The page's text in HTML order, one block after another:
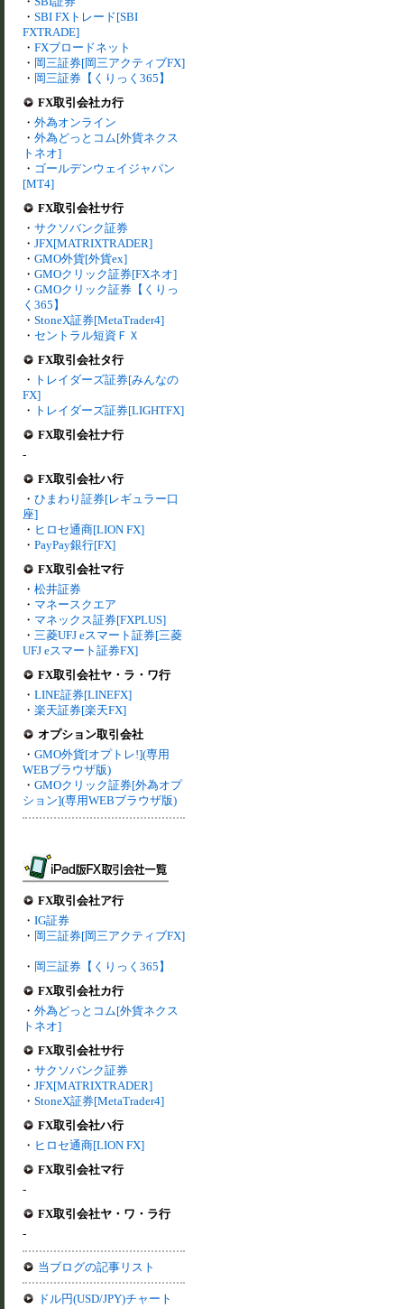
・ SBI FXトレード[SBI
FXTRADE]
・ FXブロードネット
・ 岡三証券[岡三アクティブFX]
・ 岡三証券【くりっく365】
FX取引会社カ行
・ 外為オンライン
・ 外為どっとコム[外貨ネクス
トネオ]
・ ゴールデンウェイジャパン
[MT4]
FX取引会社サ行
・ サクソバンク証券
・ JFX[MATRIXTRADER]
・ GMO外貨[外貨ex]
・ GMOクリック証券[FXネオ]
・ GMOクリック証券【くりっ
く365】
・ StoneX証券[MetaTrader4]
・ セントラル短資ＦＸ
FX取引会社タ行
・ トレイダーズ証券[みんなの
FX]
・ トレイダーズ証券[LIGHTFX]
FX取引会社ナ行
-
FX取引会社ハ行
・ ひまわり証券[レギュラー口
座]
・ ヒロセ通商[LION FX]
・ PayPay銀行[FX]
FX取引会社マ行
・ 松井証券
・ マネースクエア
・ マネックス証券[FXPLUS]
・ 三菱UFJ eスマート証券[三菱
UFJ eスマート証券FX]
FX取引会社ヤ・ラ・ワ行
・ LINE証券[LINEFX]
・ 楽天証券[楽天FX]
オプション取引会社
・ GMO外貨[オプトレ!](専用
WEBブラウザ版)
・ GMOクリック証券[外為オプ
ション](専用WEBブラウザ版)
FX取引会社ア行
・ IG証券
・ 岡三証券[岡三アクティブFX]
・ 岡三証券【くりっく365】
FX取引会社カ行
・ 外為どっとコム[外貨ネクス
トネオ]
FX取引会社サ行
・ サクソバンク証券
・ JFX[MATRIXTRADER]
・ StoneX証券[MetaTrader4]
FX取引会社ハ行
・ ヒロセ通商[LION FX]
FX取引会社マ行
-
FX取引会社ヤ・ワ・ラ行
-
当ブログの記事リスト
ドル円(USD/JPY)チャート